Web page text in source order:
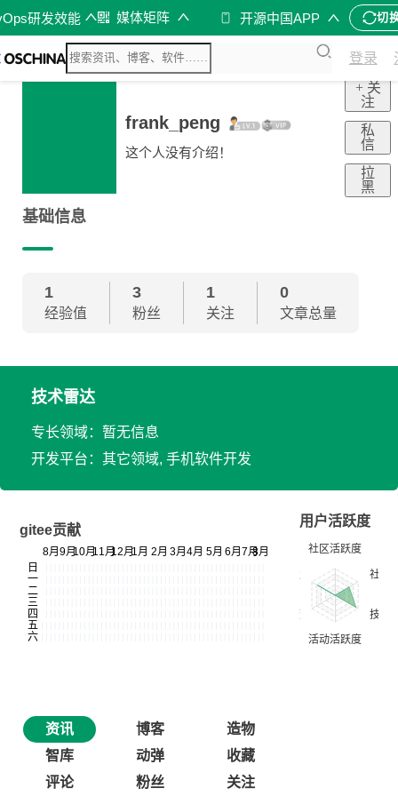
研发效能 媒体矩阵 开源中国APP 切
登录
frank_peng
这个人没有介绍！
+ 关
注
私
信
拉
黑
基础信息
1
经验值
3
粉丝
1
关注
0
文章总量
技术雷达
专长领域：暂无信息
开发平台：其它领域, 手机软件开发
gitee贡献
用户活跃度
资讯 博客
造物
智库
动弹
收藏
评论
粉丝 关注